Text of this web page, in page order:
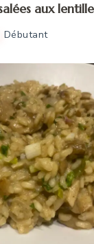
aux
Débutant